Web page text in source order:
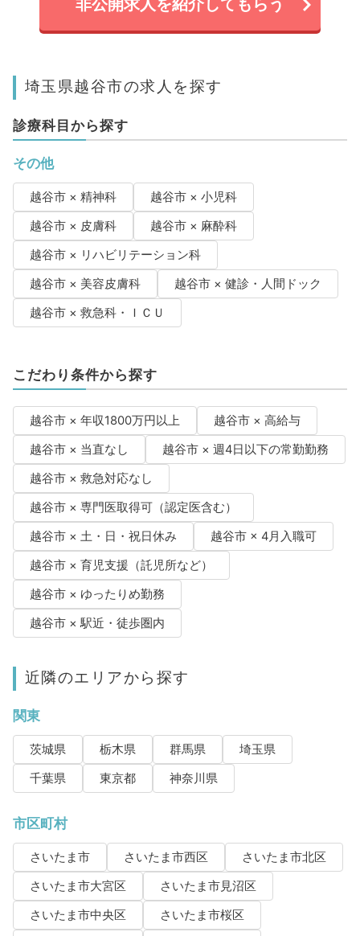
非公開求人を紹介してもらう
埼玉県越谷市の求人を探す
診療科目から探す
その他
越谷市 × 精神科
越谷市 × 小児科
越谷市 × 皮膚科
越谷市 × 麻酔科
越谷市 × リハビリテーション科
越谷市 × 美容皮膚科
越谷市 × 健診・人間ドック
越谷市 × 救急科・ＩＣＵ
こだわり条件から探す
越谷市 × 年収1800万円以上
越谷市 × 高給与
越谷市 × 当直なし
越谷市 × 週4日以下の常勤勤務
越谷市 × 救急対応なし
越谷市 × 専門医取得可（認定医含む）
越谷市 × 土・日・祝日休み
越谷市 × 4月入職可
越谷市 × 育児支援（託児所など）
越谷市 × ゆったりめ勤務
越谷市 × 駅近・徒歩圏内
近隣のエリアから探す
関東
茨城県 栃木県 群馬県
埼玉県
千葉県
東京都 神奈川県
市区町村
さいたま市 さいたま市西区
さいたま市北区
さいたま市大宮区
さいたま市見沼区
さいたま市中央区
さいたま市桜区